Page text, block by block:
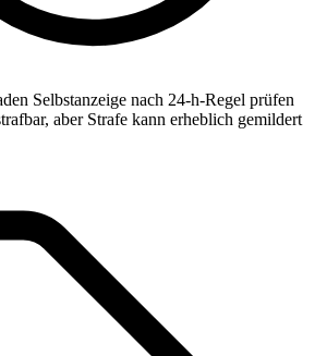
Selbstanzeige nach 24-h-Regel prüfen
aber Strafe kann erheblich gemildert